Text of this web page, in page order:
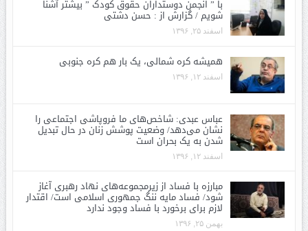
با ” انجمن دوستداران حقوق کودک ” بیشتر آشنا
شویم / گزارش از : حسن دشتی
اسفند ۲۵, ۱۳۹۶
همیشه کره شمالی، یک بار هم کره جنوبی
اسفند ۱۲, ۱۳۹۶
عباس عبدی: شاخص‌های ما فروپاشی اجتماعی را
نشان می‌دهد/ وضعیت پوشش زنان در حال تبدیل
شدن به یک بحران است
اسفند ۱۲, ۱۳۹۶
مبارزه با فساد از زیرمجموعه‌های نهاد رهبری آغاز
شود/ فساد مایه ننگ جمهوری اسلامی است/ اقتدار
لازم برای برخورد با فساد وجود ندارد
بهمن ۲۵, ۱۳۹۶